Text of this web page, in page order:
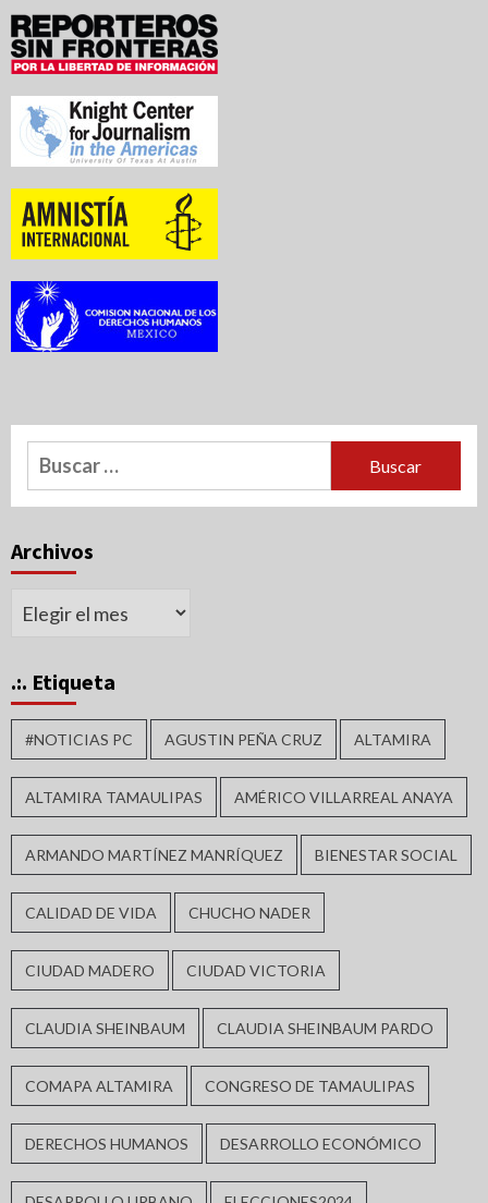
Buscar:
Archivos
Archivos
.:. Etiqueta
#NOTICIAS PC AGUSTIN PEÑA CRUZ ALTAMIRA
ALTAMIRA TAMAULIPAS AMÉRICO VILLARREAL ANAYA
ARMANDO MARTÍNEZ MANRÍQUEZ BIENESTAR SOCIAL
CALIDAD DE VIDA CHUCHO NADER
CIUDAD MADERO CIUDAD VICTORIA
CLAUDIA SHEINBAUM CLAUDIA SHEINBAUM PARDO
COMAPA ALTAMIRA CONGRESO DE TAMAULIPAS
DERECHOS HUMANOS DESARROLLO ECONÓMICO